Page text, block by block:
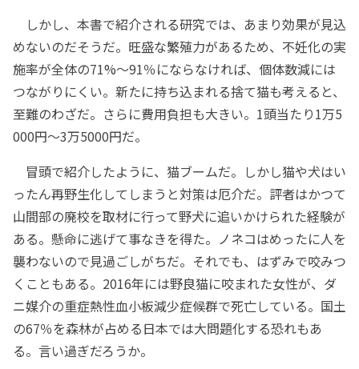
しかし、本書で紹介される研究では、あまり効果が見込
めないのだそうだ。旺盛な繁殖力があるため、不妊化の実
施率が全体の71%～91％にならなければ、個体数減には
つながりにくい。新たに持ち込まれる捨て猫も考えると、
至難のわざだ。さらに費用負担も大きい。1頭当たり1万5
000円～3万5000円だ。
冒頭で紹介したように、猫ブームだ。しかし猫や犬はい
ったん再野生化してしまうと対策は厄介だ。評者はかつて
山間部の廃校を取材に行って野犬に追いかけられた経験が
ある。懸命に逃げて事なきを得た。ノネコはめったに人を
襲わないので見過ごしがちだ。それでも、はずみで咬みつ
くこともある。2016年には野良猫に咬まれた女性が、ダ
ニ媒介の重症熱性血小板減少症候群で死亡している。国土
の67％を森林が占める日本では大問題化する恐れもあ
る。言い過ぎだろうか。